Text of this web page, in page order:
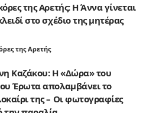
της Αρετής: Η Άννα γίνεται
στο σχέδιο της μητέρας
της Αρετής
Καζάκου: Η «Δώρα» του
Έρωτα απολαμβάνει το
της – Οι φωτογραφίες